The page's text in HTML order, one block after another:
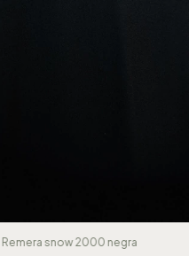
Remera snow 2000 negra